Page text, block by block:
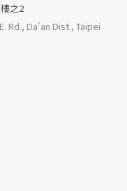
之2
Rd., Da'an Dist., Taipei